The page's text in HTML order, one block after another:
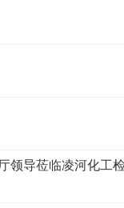
导莅临凌河化工